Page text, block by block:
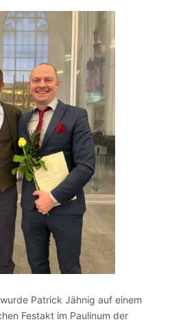
Patrick Jähnig auf einem
Festakt im Paulinum der